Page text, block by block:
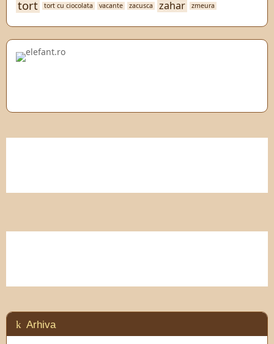
tort tort cu ciocolata vacante zacusca zahar zmeura
Arhiva